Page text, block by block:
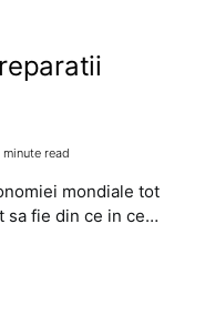
minute read
mondiale tot
sa fie din ce in ce…